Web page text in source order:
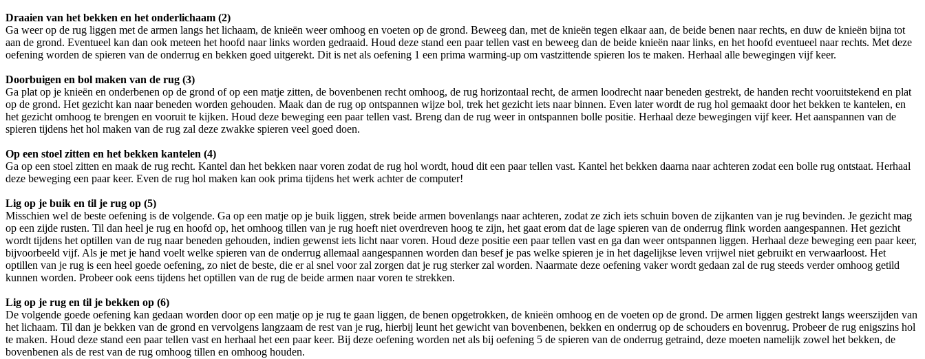
Draaien van het bekken en het onderlichaam (2)
Ga weer op de rug liggen met de armen langs het lichaam, de knieën weer omhoog en voeten op de grond. Beweeg dan, met de knieën tegen elkaar aan, de beide benen naar rechts, en duw de knieën bijna tot
aan de grond. Eventueel kan dan ook meteen het hoofd naar links worden gedraaid. Houd deze stand een paar tellen vast en beweeg dan de beide knieën naar links, en het hoofd eventueel naar rechts. Met deze
oefening worden de spieren van de onderrug en bekken goed uitgerekt. Dit is net als oefening 1 een prima warming-up om vastzittende spieren los te maken. Herhaal alle bewegingen vijf keer.
Doorbuigen en bol maken van de rug (3)
Ga plat op je knieën en onderbenen op de grond of op een matje zitten, de bovenbenen recht omhoog, de rug horizontaal recht, de armen loodrecht naar beneden gestrekt, de handen recht vooruitstekend en plat
op de grond. Het gezicht kan naar beneden worden gehouden. Maak dan de rug op ontspannen wijze bol, trek het gezicht iets naar binnen. Even later wordt de rug hol gemaakt door het bekken te kantelen, en
het gezicht omhoog te brengen en vooruit te kijken. Houd deze beweging een paar tellen vast. Breng dan de rug weer in ontspannen bolle positie. Herhaal deze bewegingen vijf keer. Het aanspannen van de
spieren tijdens het hol maken van de rug zal deze zwakke spieren veel goed doen.
Op een stoel zitten en het bekken kantelen (4)
Ga op een stoel zitten en maak de rug recht. Kantel dan het bekken naar voren zodat de rug hol wordt, houd dit een paar tellen vast. Kantel het bekken daarna naar achteren zodat een bolle rug ontstaat. Herhaal
deze beweging een paar keer. Even de rug hol maken kan ook prima tijdens het werk achter de computer!
Lig op je buik en til je rug op (5)
Misschien wel de beste oefening is de volgende. Ga op een matje op je buik liggen, strek beide armen bovenlangs naar achteren, zodat ze zich iets schuin boven de zijkanten van je rug bevinden. Je gezicht mag
op een zijde rusten. Til dan heel je rug en hoofd op, het omhoog tillen van je rug hoeft niet overdreven hoog te zijn, het gaat erom dat de lage spieren van de onderrug flink worden aangespannen. Het gezicht
wordt tijdens het optillen van de rug naar beneden gehouden, indien gewenst iets licht naar voren. Houd deze positie een paar tellen vast en ga dan weer ontspannen liggen. Herhaal deze beweging een paar keer,
bijvoorbeeld vijf. Als je met je hand voelt welke spieren van de onderrug allemaal aangespannen worden dan besef je pas welke spieren je in het dagelijkse leven vrijwel niet gebruikt en verwaarloost. Het
optillen van je rug is een heel goede oefening, zo niet de beste, die er al snel voor zal zorgen dat je rug sterker zal worden. Naarmate deze oefening vaker wordt gedaan zal de rug steeds verder omhoog getild
kunnen worden. Probeer ook eens tijdens het optillen van de rug de beide armen naar voren te strekken.
Lig op je rug en til je bekken op (6)
De volgende goede oefening kan gedaan worden door op een matje op je rug te gaan liggen, de benen opgetrokken, de knieën omhoog en de voeten op de grond. De armen liggen gestrekt langs weerszijden van
het lichaam. Til dan je bekken van de grond en vervolgens langzaam de rest van je rug, hierbij leunt het gewicht van bovenbenen, bekken en onderrug op de schouders en bovenrug. Probeer de rug enigszins hol
te maken. Houd deze stand een paar tellen vast en herhaal het een paar keer. Bij deze oefening worden net als bij oefening 5 de spieren van de onderrug getraind, deze moeten namelijk zowel het bekken, de
bovenbenen als de rest van de rug omhoog tillen en omhoog houden.